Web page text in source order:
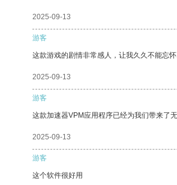
2025-09-13
游客
这款游戏的剧情非常感人，让我久久不能忘怀
2025-09-13
游客
这款加速器VPM应用程序已经为我们带来了无
2025-09-13
游客
这个软件很好用